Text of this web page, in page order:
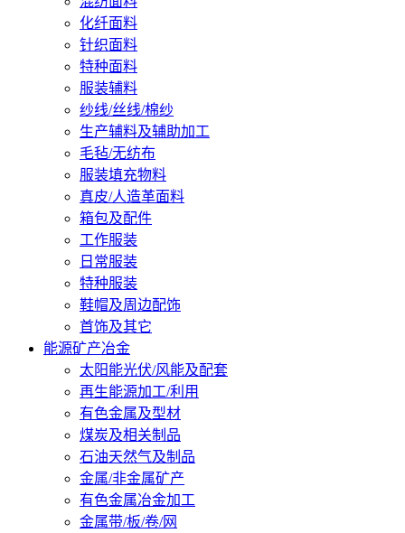
化纤面料
针织面料
特种面料
服装辅料
纱线/丝线/棉纱
生产辅料及辅助加工
毛毡/无纺布
服装填充物料
真皮/人造革面料
箱包及配件
工作服装
日常服装
特种服装
鞋帽及周边配饰
首饰及其它
能源矿产冶金
太阳能光伏/风能及配套
再生能源加工/利用
有色金属及型材
煤炭及相关制品
石油天然气及制品
金属/非金属矿产
有色金属冶金加工
金属带/板/卷/网